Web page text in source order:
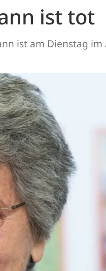
ist tot
ist am Dienstag